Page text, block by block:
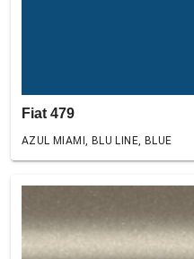
Fiat 479
AZUL MIAMI, BLU LINE, BLUE